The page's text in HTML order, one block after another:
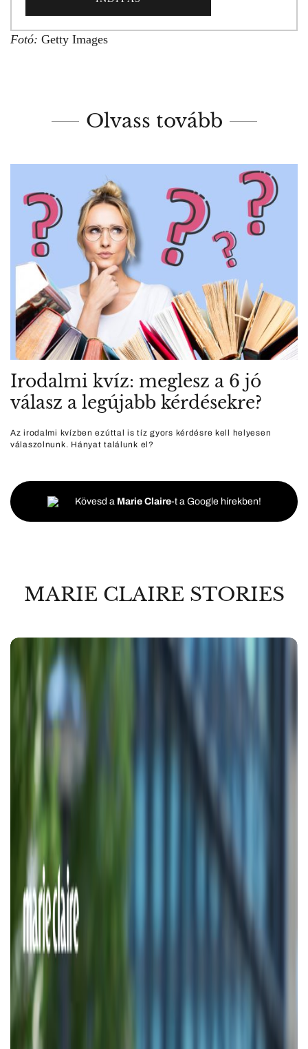
Fotó: Getty Images
Olvass tovább
Irodalmi kvíz: meglesz a 6 jó
válasz a legújabb kérdésekre?
Az irodalmi kvízben ezúttal is tíz gyors kérdésre kell helyesen
válaszolnunk. Hányat találunk el?
Kövesd a Marie Claire-t a Google hírekben!
MARIE CLAIRE STORIES